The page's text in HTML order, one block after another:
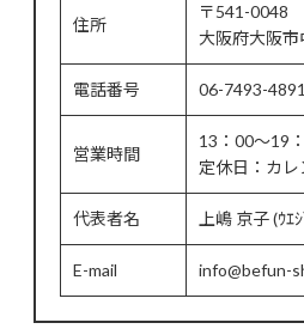
住所
〒541-0048
大阪府大阪
電話番号 06-7493-4891
営業時間
13：00～19
定休日：カ
代表者名 上嶋 京子 (ｳｴ
E-mail info@befun-